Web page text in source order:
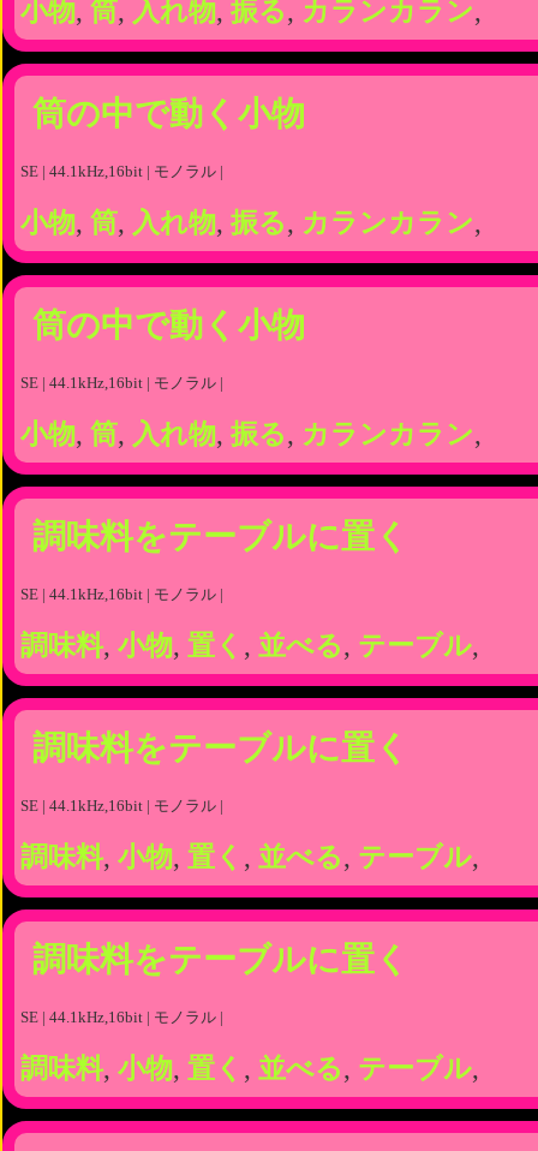
小物, 筒, 入れ物, 振る, カランカラン,
筒の中で動く小物
SE | 44.1kHz,16bit | モノラル |
小物, 筒, 入れ物, 振る, カランカラン,
筒の中で動く小物
SE | 44.1kHz,16bit | モノラル |
小物, 筒, 入れ物, 振る, カランカラン,
調味料をテーブルに置く
SE | 44.1kHz,16bit | モノラル |
調味料, 小物, 置く , 並べる, テーブル,
調味料をテーブルに置く
SE | 44.1kHz,16bit | モノラル |
調味料, 小物, 置く , 並べる, テーブル,
調味料をテーブルに置く
SE | 44.1kHz,16bit | モノラル |
調味料, 小物, 置く , 並べる, テーブル,